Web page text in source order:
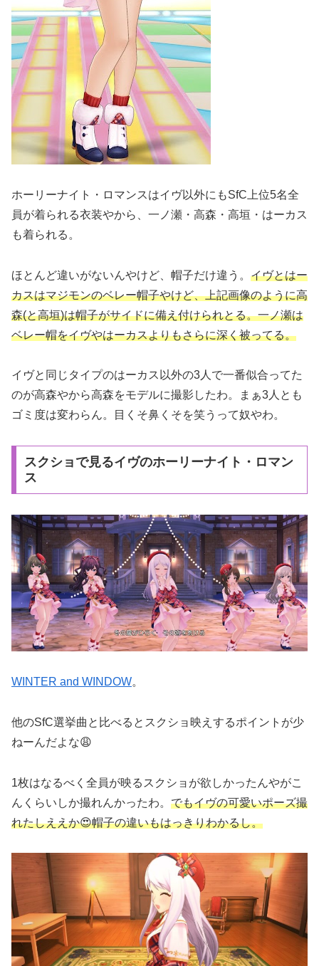
ホーリーナイト・ロマンスはイヴ以外にもSfC上位5名全
員が着られる衣装やから、一ノ瀬・高森・高垣・はーカス
も着られる。
ほとんど違いがないんやけど、帽子だけ違う。 イヴとはー
カスはマジモンのベレー帽子やけど、上記画像のように高
森(と高垣)は帽子がサイドに備え付けられとる。一ノ瀬は
ベレー帽をイヴやはーカスよりもさらに深く被ってる。
イヴと同じタイプのはーカス以外の3人で一番似合ってた
のが高森やから高森をモデルに撮影したわ。まぁ3人とも
ゴミ度は変わらん。目くそ鼻くそを笑うって奴やわ。
スクショで見るイヴのホーリーナイト・ロマン
ス
WINTER and WINDOW。
他のSfC選挙曲と比べるとスクショ映えするポイントが少
ねーんだよな😩
1枚はなるべく全員が映るスクショが欲しかったんやがこ
んくらいしか撮れんかったわ。 でもイヴの可愛いポーズ撮
れたしええか😍帽子の違いもはっきりわかるし。